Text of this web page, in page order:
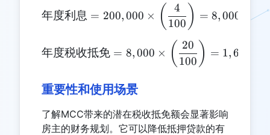
\text{年度利息} =
年度利息 = 200,000 × ( 100
4 ) = 8,000 美元
\text{年度税收抵免} =
年度税收抵免 = 8,000 × ( 100
20 ) = 1,600
重要性和使用场景
了解MCC带来的潜在税收抵免额会显著影响
房主的财务规划。它可以降低抵押贷款的有